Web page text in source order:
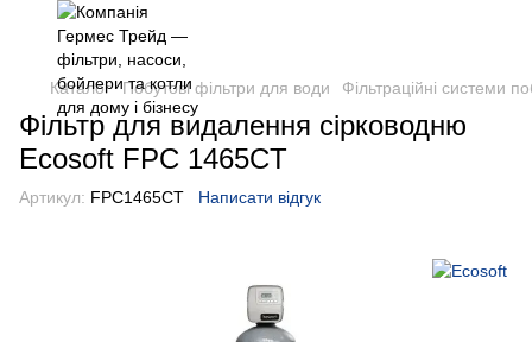
Каталог Побутові фільтри для води Фільтраційні системи
Фільтр для видалення сірководню
Ecosoft FPC 1465CT
Артикул: FPC1465CT Написати відгук